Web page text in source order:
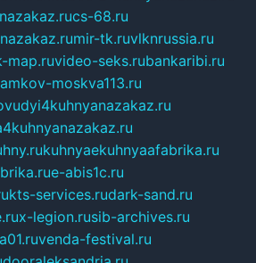
cs-68.ru
mir-tk.ruvlknrussia.ru
map.ruvideo-seks.rubankaribi.ru
moskva113.ru
kuhnyaekuhnyaafabrika.ru
e-abis1c.ru
kts-services.rudark-sand.ru
x-legion.rusib-archives.ru
venda-festival.ru